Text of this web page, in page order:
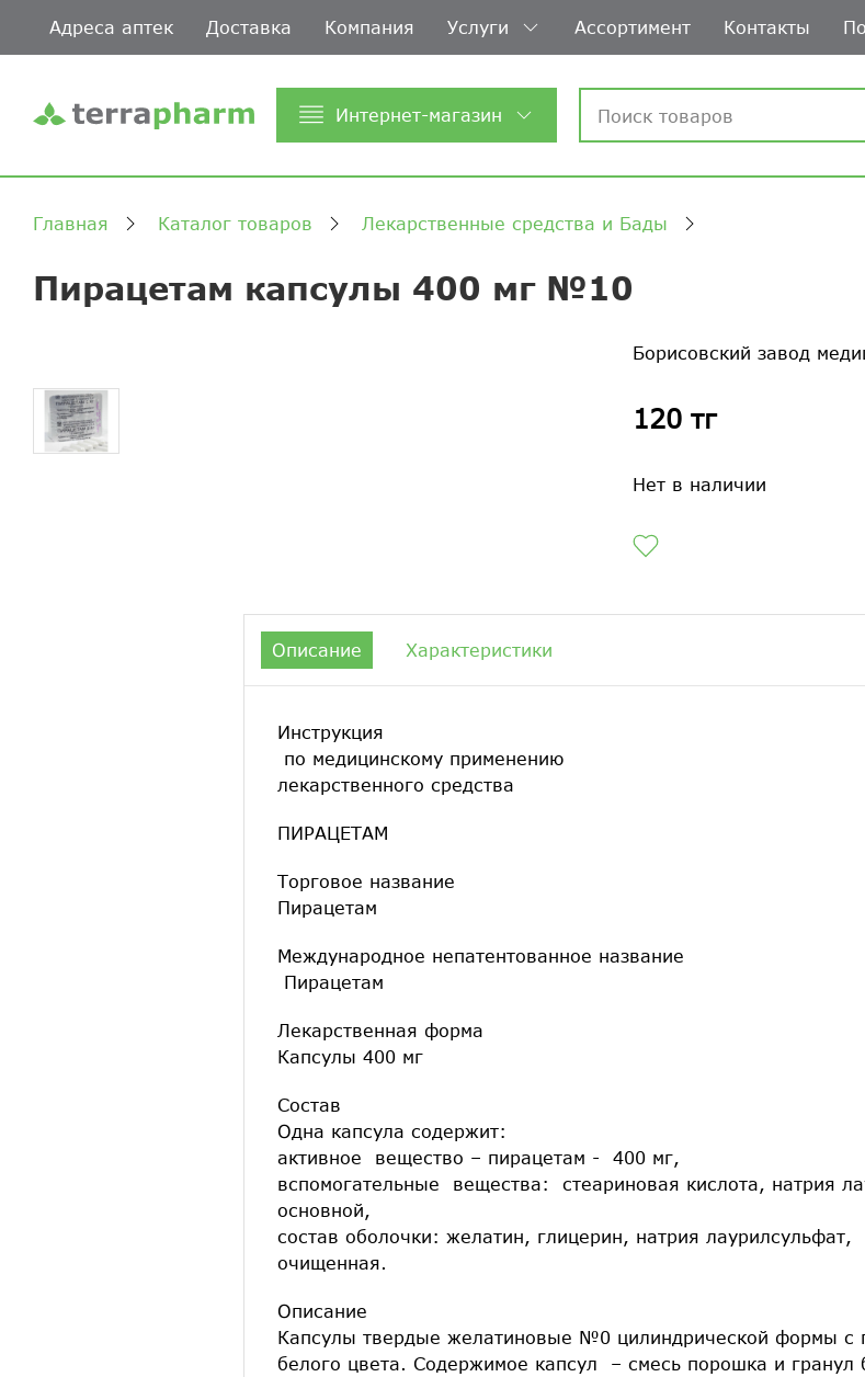
Адреса аптек Доставка Компания Услуги Ассортимент Контакты
Интернет-магазин
Главная Каталог товаров Лекарственные средства и Бады
Пирацетам капсулы 400 мг №10
Борисовский завод
120 тг
Нет в наличии
Описание Характеристики
Инструкция
по медицинскому применению
лекарственного средства
ПИРАЦЕТАМ
Торговое название
Пирацетам
Международное непатентованное название
Пирацетам
Лекарственная форма
Капсулы 400 мг
Состав
Одна капсула содержит:
активное вещество – пирацетам - 400 мг,
вспомогательные вещества: стеариновая кислота, натрия
основной,
состав оболочки: желатин, глицерин, натрия
очищенная.
Описание
Капсулы твердые желатиновые №0 цилиндрической формы с
белого цвета. Содержимое капсул – смесь порошка и гранул